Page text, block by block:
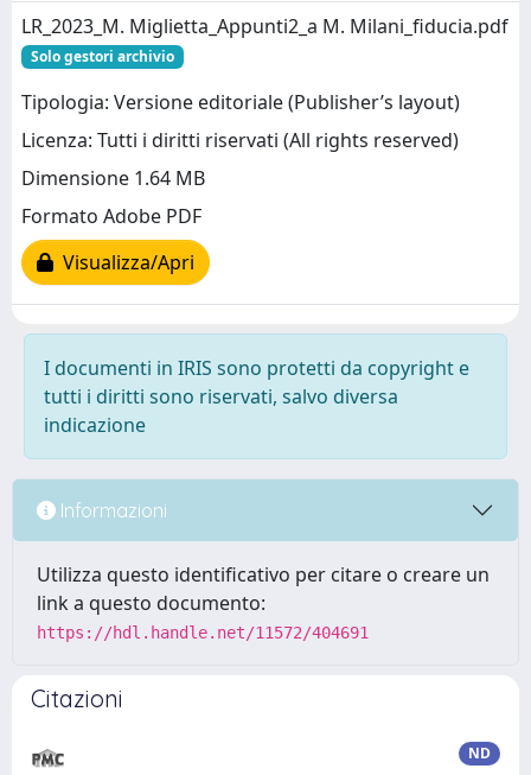
LR_2023_M. Miglietta_Appunti2_a M. Milani_fiducia.pdf
Solo gestori archivio
Tipologia: Versione editoriale (Publisher’s layout)
Licenza: Tutti i diritti riservati (All rights reserved)
Dimensione 1.64 MB
Formato Adobe PDF
Visualizza/Apri
I documenti in IRIS sono protetti da copyright e
tutti i diritti sono riservati, salvo diversa
indicazione
Informazioni
Utilizza questo identificativo per citare o creare un
link a questo documento:
https://hdl.handle.net/11572/404691
Citazioni
ND